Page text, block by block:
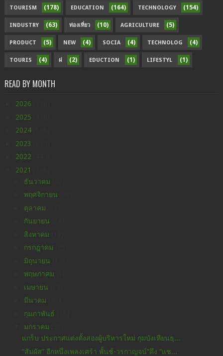
TOURISM (178) EDUCATION (164) TECHNOLOGY (154)
INDUSTRY (63) ท่องเที่ยว (10) AGRICULTURE (5)
PRODUCT (5) NEW (4) SOCIA (4) TECHNOLOG (4)
TOURIS (4) ฝ (2) EDUCTION (1) LIFESTYL (1)
READ BY MONTH
2026
2025
2024
2023
2022
2021
ธันวาคม
พฤศจิกายน
ตุลาคม
กันยายน
สิงหาคม
กรกฎาคม
มิถุนายน
พฤษภาคม
เมษายน
มีนาคม
กุมภาพันธ์
มกราคม
แกร็บ ประกาศแต่งตั้งสองผู้บริหารใหม่ กุมบังเหียนธุ...
“สัมผัส” อีกหนึ่งเพลงเศร้า พั้นช์-วรกาญจน์”ดึง “แช...